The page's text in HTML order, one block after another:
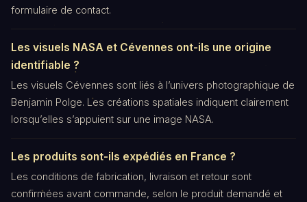
formulaire de contact.
Les visuels NASA et Cévennes ont-ils une origine
identifiable ?
Les visuels Cévennes sont liés à l’univers photographique de
Benjamin Polge. Les créations spatiales indiquent clairement
lorsqu’elles s’appuient sur une image NASA.
Les produits sont-ils expédiés en France ?
Les conditions de fabrication, livraison et retour sont
confirmées avant commande, selon le produit demandé et